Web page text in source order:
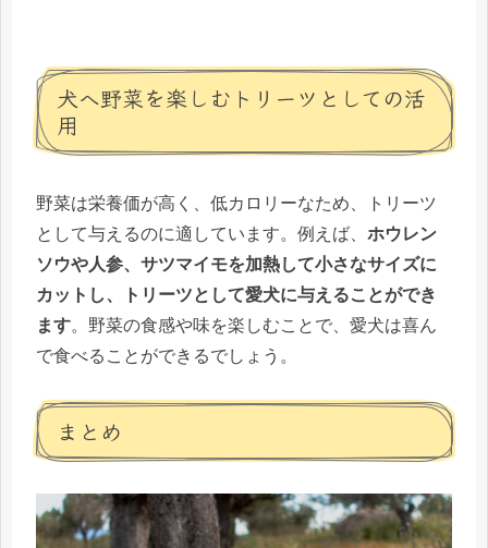
犬へ野菜を楽しむトリーツとしての活
用
野菜は栄養価が高く、低カロリーなため、トリーツ
として与えるのに適しています。例えば、 ホウレン
ソウや人参、サツマイモを加熱して小さなサイズに
カットし、トリーツとして愛犬に与えることができ
ます。野菜の食感や味を楽しむことで、愛犬は喜ん
で食べることができるでしょう。
まとめ